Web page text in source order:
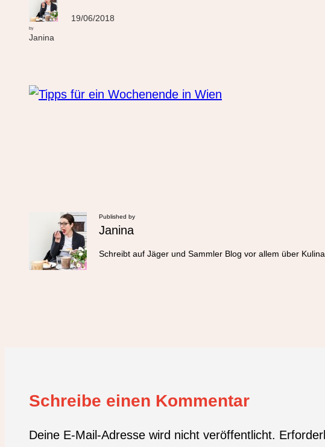
by
Janina
19/06/2018
Published by
Janina
Schreibt auf Jäger und Sammler Blog vor allem über
Schreibe einen Kommentar
Deine E-Mail-Adresse wird nicht veröffentlicht.